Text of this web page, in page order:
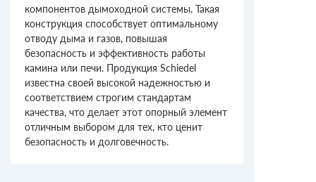
компонентов дымоходной системы. Такая
конструкция способствует оптимальному
отводу дыма и газов, повышая
безопасность и эффективность работы
камина или печи. Продукция Schiedel
известна своей высокой надежностью и
соответствием строгим стандартам
качества, что делает этот опорный элемент
отличным выбором для тех, кто ценит
безопасность и долговечность.